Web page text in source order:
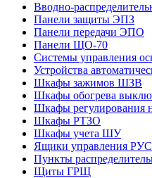
Вводно-
Панели защиты ЭПЗ
Панели передачи ЭПО
Панели ЩО-70
Системы управления
Устройства
Шкафы зажимов ШЗВ
Шкафы обогрева
Шкафы
Шкафы РТЗО
Шкафы учета ШУ
Ящики управления
Пункты
Щиты ГРЩ